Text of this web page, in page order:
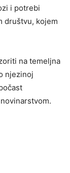
i potrebi
društvu, kojem
na temeljna
njezinoj